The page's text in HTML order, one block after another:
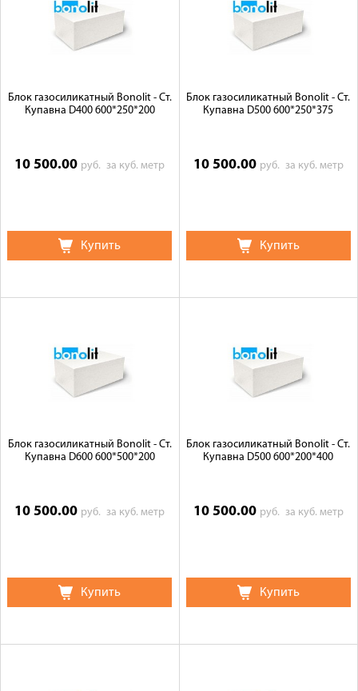
Блок газосиликатный Bonolit - Ст.
Купавна D400 600*250*200
10 500.00 руб.за куб. метр
Купить
Блок газосиликатный Bonolit - Ст.
Купавна D500 600*250*375
10 500.00 руб. за куб. метр
Купить
Блок газосиликатный Bonolit - Ст.
Купавна D600 600*500*200
10 500.00 руб.за куб. метр
Купить
Блок газосиликатный Bonolit - Ст.
Купавна D500 600*200*400
10 500.00 руб. за куб. метр
Купить